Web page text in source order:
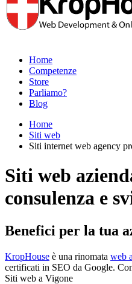
Home
Competenze
Store
Parliamo?
Blog
Home
Siti web
Siti internet web agency
Siti web
consulenza e
Benefici per la tua
KropHouse è una rinomata web
certificati in SEO da Google.
Siti web a Vigone